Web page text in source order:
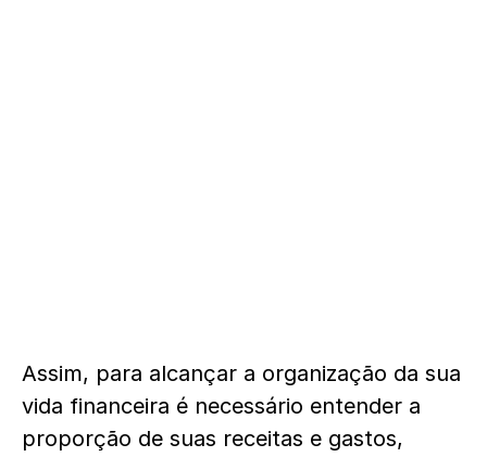
Assim, para alcançar a organização da sua
vida financeira é necessário entender a
proporção de suas receitas e gastos,